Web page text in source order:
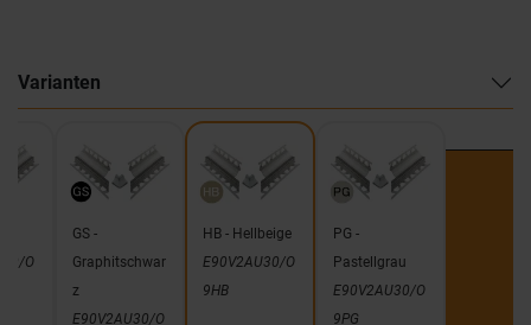
Varianten
O
GS -
Graphitschwar
z
E90V2AU30/O
HB - Hellbeige
E90V2AU30/O
9HB
PG -
Pastellgrau
E90V2AU30/O
9PG